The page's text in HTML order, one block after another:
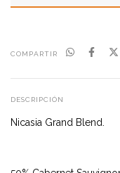
COMPARTIR
DESCRIPCIÓN
Nicasia Grand Blend.